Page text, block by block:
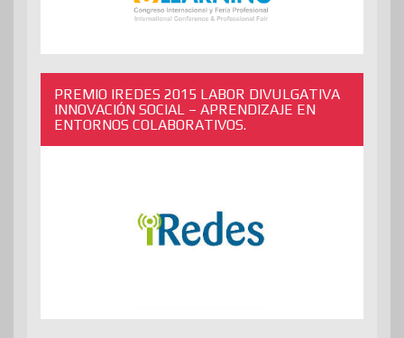
PREMIO IREDES 2015 LABOR DIVULGATIVA
INNOVACIÓN SOCIAL – APRENDIZAJE EN
ENTORNOS COLABORATIVOS.